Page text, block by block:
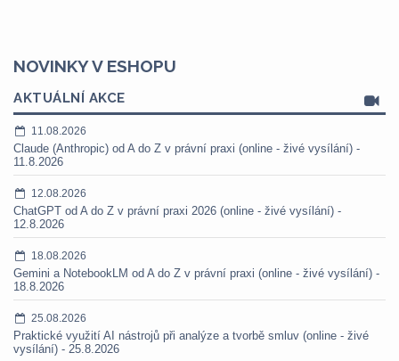
NOVINKY V ESHOPU
AKTUÁLNÍ AKCE
11.08.2026
Claude (Anthropic) od A do Z v právní praxi (online - živé vysílání) -
11.8.2026
12.08.2026
ChatGPT od A do Z v právní praxi 2026 (online - živé vysílání) -
12.8.2026
18.08.2026
Gemini a NotebookLM od A do Z v právní praxi (online - živé vysílání) -
18.8.2026
25.08.2026
Praktické využití AI nástrojů při analýze a tvorbě smluv (online - živé
vysílání) - 25.8.2026